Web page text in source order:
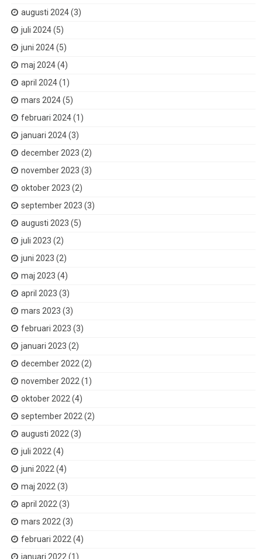
augusti 2024(3)
juli 2024(5)
juni 2024(5)
maj 2024(4)
april 2024(1)
mars 2024(5)
februari 2024(1)
januari 2024(3)
december 2023 (2)
november 2023 (3)
oktober 2023 (2)
september 2023 (3)
augusti 2023 (5)
juli 2023 (2)
juni 2023 (2)
maj 2023 (4)
april 2023 (3)
mars 2023 (3)
februari 2023 (3)
januari 2023 (2)
december 2022 (2)
november 2022 (1)
oktober 2022 (4)
september 2022 (2)
augusti 2022 (3)
juli 2022 (4)
juni 2022 (4)
maj 2022 (3)
april 2022 (3)
mars 2022 (3)
februari 2022 (4)
januari 2022 (1)